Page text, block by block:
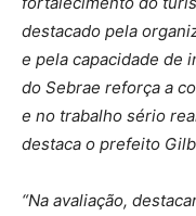
destacado pela
e pela capacidade de
do Sebrae reforça a
e no trabalho sério
destaca o prefeito
“Na avaliação,